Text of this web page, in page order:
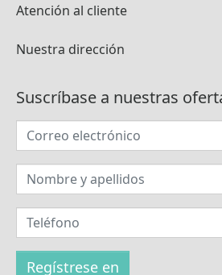
Atención al cliente
Nuestra dirección
Suscríbase a nuestras